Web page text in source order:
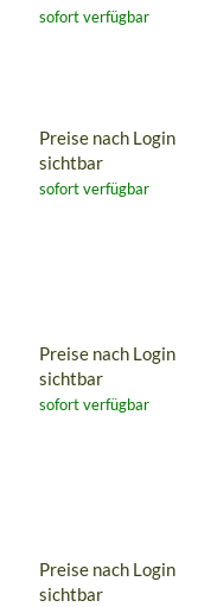
sofort verfügbar
Preise nach Login
sichtbar
sofort verfügbar
Preise nach Login
sichtbar
sofort verfügbar
Preise nach Login
sichtbar